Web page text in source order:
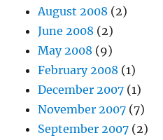
August 2008 (2)
June 2008 (2)
May 2008 (9)
February 2008 (1)
December 2007 (1)
November 2007 (7)
September 2007 (2)